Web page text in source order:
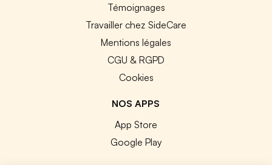
Témoignages
Travailler chez SideCare
Mentions légales
CGU & RGPD
Cookies
NOS APPS
App Store
Google Play